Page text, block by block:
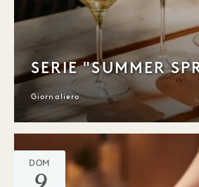
SERIE "SUMMER
Giornaliero
DOM